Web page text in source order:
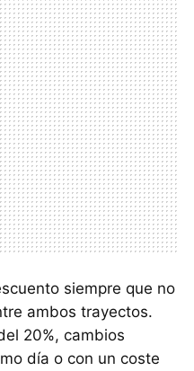
siempre que no
ambos trayectos.
20%, cambios
día o con un coste